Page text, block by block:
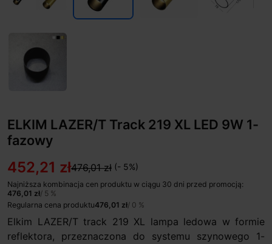
ELKIM LAZER/T Track 219 XL LED 9W 1-
fazowy
452,21 zł476,01 zł (- 5%)
Najniższa kombinacja cen produktu w ciągu 30 dni przed promocją:
476,01 zł/ 5 %
Regularna cena produktu476,01 zł/ 0 %
Elkim LAZER/T track 219 XL lampa ledowa w formie
reflektora, przeznaczona do systemu szynowego 1-